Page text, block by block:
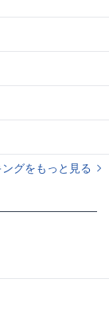
グをもっと見る